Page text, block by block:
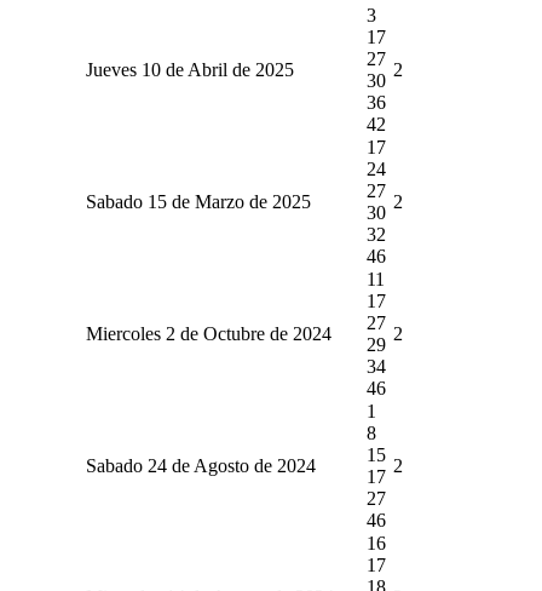
Jueves 10 de Abril de 2025
3
17
27
30
36
42
2
Sabado 15 de Marzo de 2025
17
24
27
30
32
46
2
Miercoles 2 de Octubre de 2024
11
17
27
29
34
46
2
Sabado 24 de Agosto de 2024
1
8
15
17
27
46
2
16
17
18